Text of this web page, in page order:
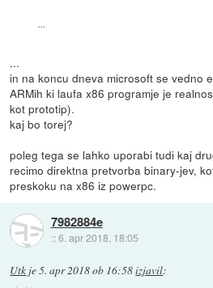
...
...
in na koncu dneva microsoft se vedno
ARMih ki laufa x86 programje je
kot prototip).
kaj bo torej?
poleg tega se lahko uporabi tudi kaj
recimo direktna pretvorba binary-jev,
preskoku na x86 iz powerpc.
7982884e
::6. apr 2018, 18:05
Utk je5. apr 2018 ob 16:58izjavil: